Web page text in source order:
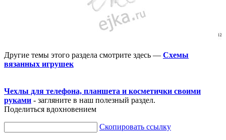
Другие темы этого раздела смотрите здесь — Схемы
вязанных игрушек
Чехлы для телефона, планшета и косметички своими
руками - загляните в наш полезный раздел.
Поделиться вдохновением
Скопировать ссылку